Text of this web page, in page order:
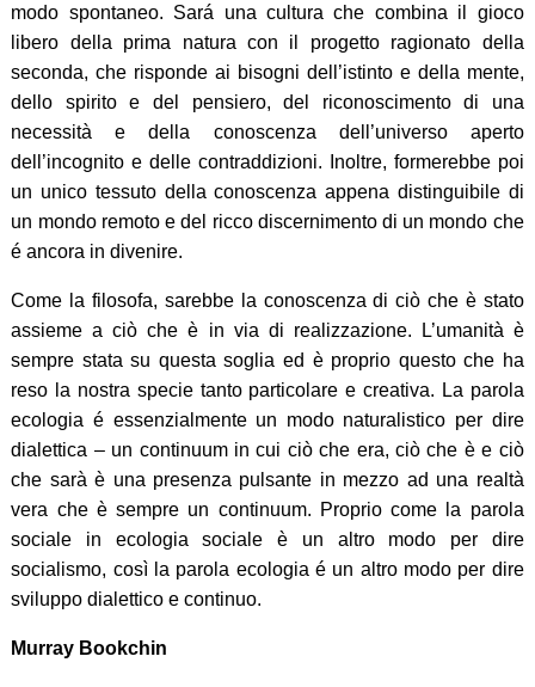
modo spontaneo. Sará una cultura che combina il gioco
libero della prima natura con il progetto ragionato della
seconda, che risponde ai bisogni dell’istinto e della mente,
dello spirito e del pensiero, del riconoscimento di una
necessità e della conoscenza dell’universo aperto
dell’incognito e delle contraddizioni. Inoltre, formerebbe poi
un unico tessuto della conoscenza appena distinguibile di
un mondo remoto e del ricco discernimento di un mondo che
é ancora in divenire.
Come la filosofa, sarebbe la conoscenza di ciò che è stato
assieme a ciò che è in via di realizzazione. L’umanità è
sempre stata su questa soglia ed è proprio questo che ha
reso la nostra specie tanto particolare e creativa. La parola
ecologia é essenzialmente un modo naturalistico per dire
dialettica – un continuum in cui ciò che era, ciò che è e ciò
che sarà è una presenza pulsante in mezzo ad una realtà
vera che è sempre un continuum. Proprio come la parola
sociale in ecologia sociale è un altro modo per dire
socialismo, così la parola ecologia é un altro modo per dire
sviluppo dialettico e continuo.
Murray Bookchin